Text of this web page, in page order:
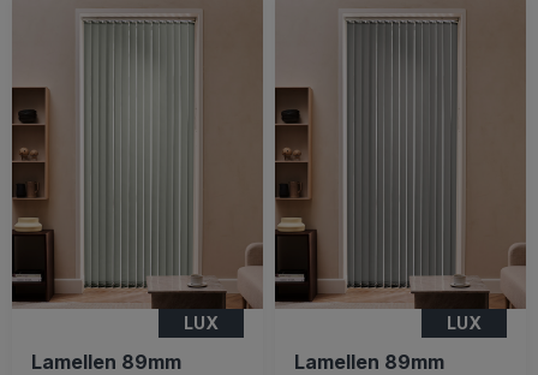
LUX
Lamellen 89mm
LUX
Lamellen 89mm